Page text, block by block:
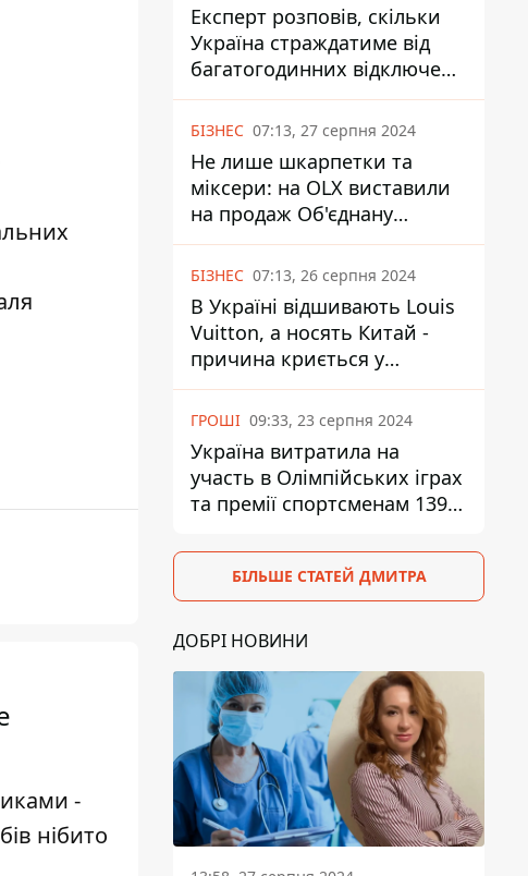
-
нібито
Експерт розповів, скільки
Україна страждатиме від
багатогодинних відключень
світла
БІЗНЕС 07:13, 27 серпня 2024
Не лише шкарпетки та
міксери: на OLX виставили
на продаж Об'єднану
Гірнично-Хімічну Компанію
за багато мільярдів
БІЗНЕС 07:13, 26 серпня 2024
В Україні відшивають Louis
Vuitton, а носять Китай -
причина криється у
податках
ГРОШІ 09:33, 23 серпня 2024
Україна витратила на
участь в Олімпійських іграх
та премії спортсменам 139,6
БІЛЬШЕ СТАТЕЙ ДМИТРА
ДОБРІ НОВИНИ